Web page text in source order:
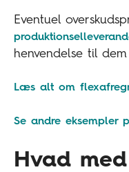
Eventuel
henvendelse til
Læs alt om
Se andre eksempler
Hvad med